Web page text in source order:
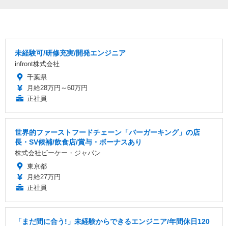
未経験可/研修充実/開発エンジニア
infront株式会社
千葉県
月給28万円～60万円
正社員
世界的ファーストフードチェーン「バーガーキング」の店
長・SV候補/飲食店/賞与・ボーナスあり
株式会社ビーケー・ジャパン
東京都
月給27万円
正社員
「まだ間に合う!」未経験からできるエンジニア/年間休日120